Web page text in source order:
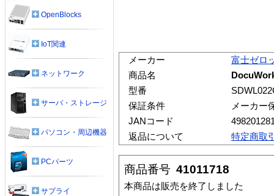
メーカー
富士ゼロ
商品名
型番
保証条件
メーカー
JANコード
返品について
特定商取
商品番号 41011718
本商品は販売を終了しました
OpenBlocks
IoT関連
ネットワーク
サーバ・ストレージ
パソコン・周辺機器
PCパーツ
サプライ